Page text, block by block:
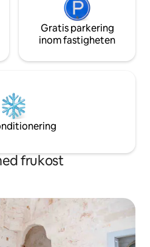
Gratis parkering
inom fastigheten
frukost